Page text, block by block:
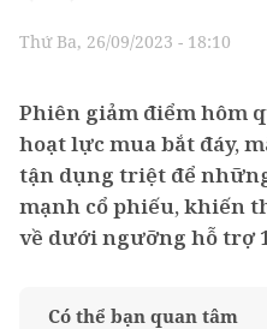
Thứ Ba, 26/09/2023 - 18:10
Phiên giảm điểm hôm
hoạt lực mua bắt đáy,
tận dụng triệt để
mạnh cổ phiếu, khiến
về dưới ngưỡng hỗ trợ
Có thể bạn quan tâm